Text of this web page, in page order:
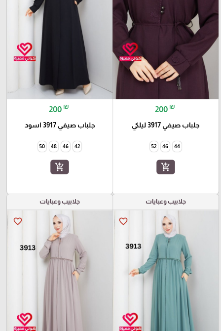
200 ₪
جلباب صيفي 3917 ليلكي
44
46
52
add_shopping_cart
200 ₪
جلباب صيفي 3917 اسود
42
46
48
50
add_shopping_cart
جلابيب وعبايات
favorite_border
جلابيب وعبايات
favorite_border